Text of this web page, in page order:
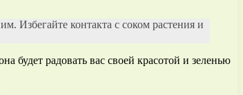
Избегайте контакта с соком растения и
будет радовать вас своей красотой и зеленью